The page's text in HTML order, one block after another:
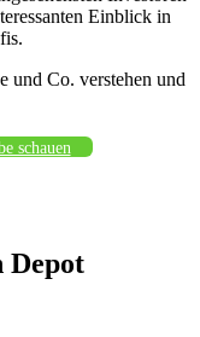
Einblick in
und Co. verstehen und
schauen
Depot